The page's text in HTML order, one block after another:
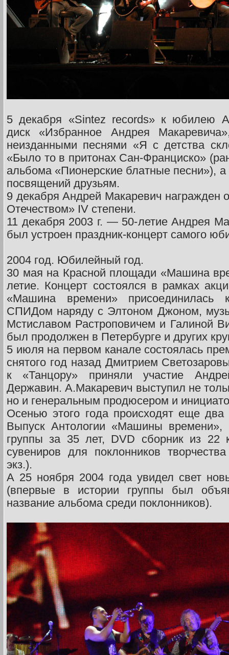
5 декабря «Sintez records» к юбилею
диск «Избранное Андрея
неизданными песнями «Я с детства
«Было то в притонах Сан-Франциско»
альбома «Пионерские блатные песни»), а
посвящений друзьям.
9 декабря Андрей Макаревич награжден
Отечеством» IV степени.
11 декабря 2003 г. — 50-летие Андрея
был устроен праздник-концерт самого
2004 год. Юбилейный год.
30 мая на Красной площади «Машина
летие. Концерт состоялся в рамках
«Машина времени»
СПИДом наряду с Элтоном Джоном,
Мстиславом Растроповичем и Галиной
был продолжен в Петербурге и других
5 июля на первом канале состоялась
снятого год назад Дмитрием
к «Танцору» приняли участие
Державин. А.Макаревич выступил не
но и генеральным продюсером и
Осенью этого года происходят еще два
Выпуск Антологии «Машины
группы за 35 лет, DVD сборник из 22
сувениров для поклонников
экз.).
А 25 ноября 2004 года увидел свет
(впервые в истории группы был
название альбома среди поклонников).